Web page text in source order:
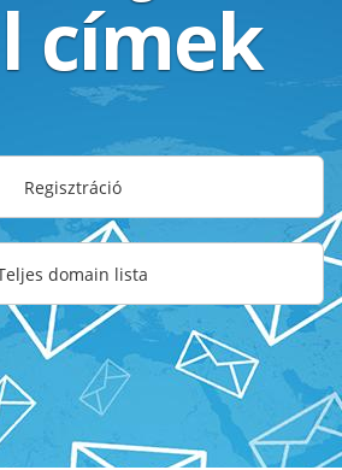
címek
Regisztráció
domain lista